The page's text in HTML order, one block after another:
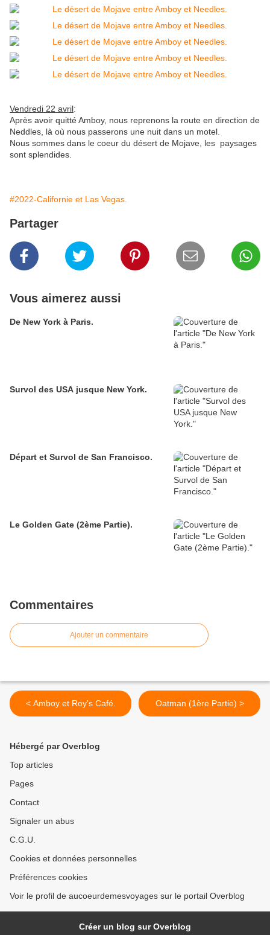
Vendredi 22 avril:
Après avoir quitté Amboy, nous reprenons la route en direction de
Neddles, là où nous passerons une nuit dans un motel.
Nous sommes dans le coeur du désert de Mojave, les paysages
sont splendides.
#2022-Californie et Las Vegas.
Partager
Vous aimerez aussi
De New York à Paris.
Survol des USA jusque New York.
Départ et Survol de San Francisco.
Le Golden Gate (2ème Partie).
Commentaires
Ajouter un commentaire
< Amboy et Roy's Café. Oatman (1ère Partie) >
Hébergé par Overblog
Top articles
Pages
Contact
Signaler un abus
C.G.U.
Cookies et données personnelles
Préférences cookies
Voir le profil de aucoeurdemesvoyages sur le portail Overblog
Créer un blog sur Overblog